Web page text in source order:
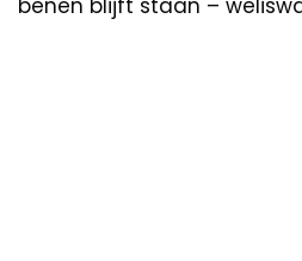
benen blijft staan –